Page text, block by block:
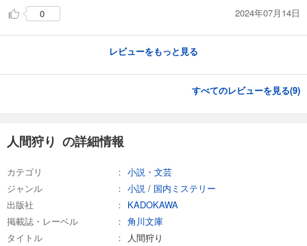
0 2024年07月14日
レビューをもっと見る
すべてのレビューを見る(9)
人間狩り の詳細情報
カテゴリ
小説・文芸
ジャンル
小説 / 国内ミステリー
出版社
KADOKAWA
掲載誌・レーベル
角川文庫
タイトル
人間狩り